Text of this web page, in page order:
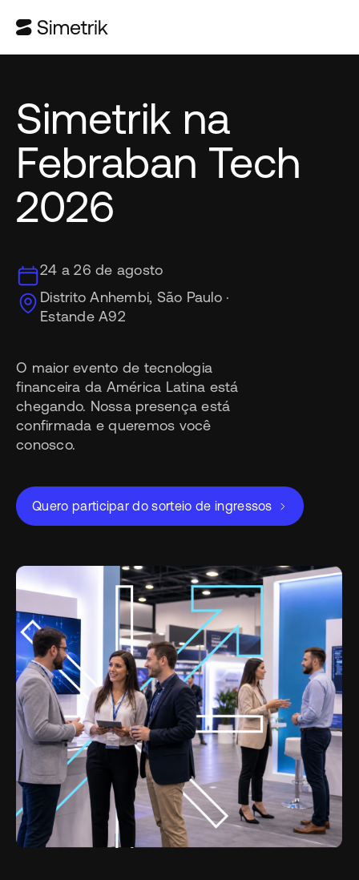
Simetrik na
Febraban Tech
2026
24 a 26 de agosto
Distrito Anhembi, São Paulo ·
Estande A92
O maior evento de tecnologia
financeira da América Latina está
chegando. Nossa presença está
confirmada e queremos você
conosco.
Quero participar do sorteio de ingressos